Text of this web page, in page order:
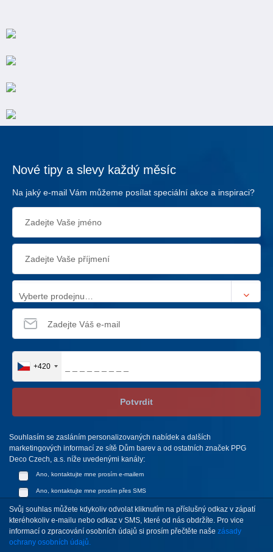
Nové tipy a slevy každý měsíc
Na jaký e-mail Vám můžeme posílat speciální akce a inspiraci?
Vyberte prodejnu…
+420
Potvrdit
Souhlasím se zasláním personalizovaných nabídek a dalších
marketingových informací ze sítě Dům barev a od ostatních značek PPG
Deco Czech, a.s. níže uvedenými kanály:
Ano, kontaktujte mne prosím e-mailem
Ano, kontaktujte mne prosím přes SMS
Svůj souhlas můžete kdykoliv odvolat kliknutím na příslušný odkaz v zápatí
kteréhokoliv e-mailu nebo odkaz v SMS, které od nás obdržíte. Pro vice
informací o zpracování osobních údajů si prosím přečtěte naše zásady
ochrany osobních údajů.